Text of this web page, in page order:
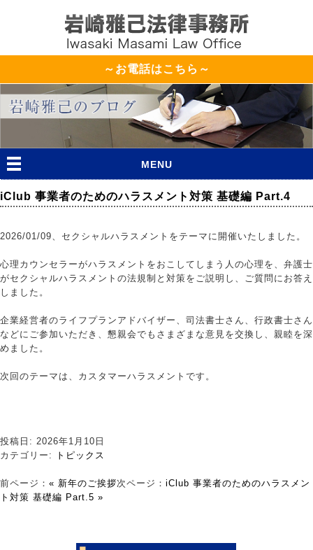
～お電話はこちら～
MENU
iClub 事業者のためのハラスメント対策 基礎編 Part.4
2026/01/09、セクシャルハラスメントをテーマに開催いたしました。
心理カウンセラーがハラスメントをおこしてしまう人の心理を、弁護士
がセクシャルハラスメントの法規制と対策をご説明し、ご質問にお答え
しました。
企業経営者のライフプランアドバイザー、司法書士さん、行政書士さん
などにご参加いただき、懇親会でもさまざまな意見を交換し、親睦を深
めました。
次回のテーマは、カスタマーハラスメントです。
投稿日: 2026年1月10日
カテゴリー:
トピックス
前ページ： « 新年のご挨拶次ページ： iClub 事業者のためのハラスメン
ト対策 基礎編 Part.5 »